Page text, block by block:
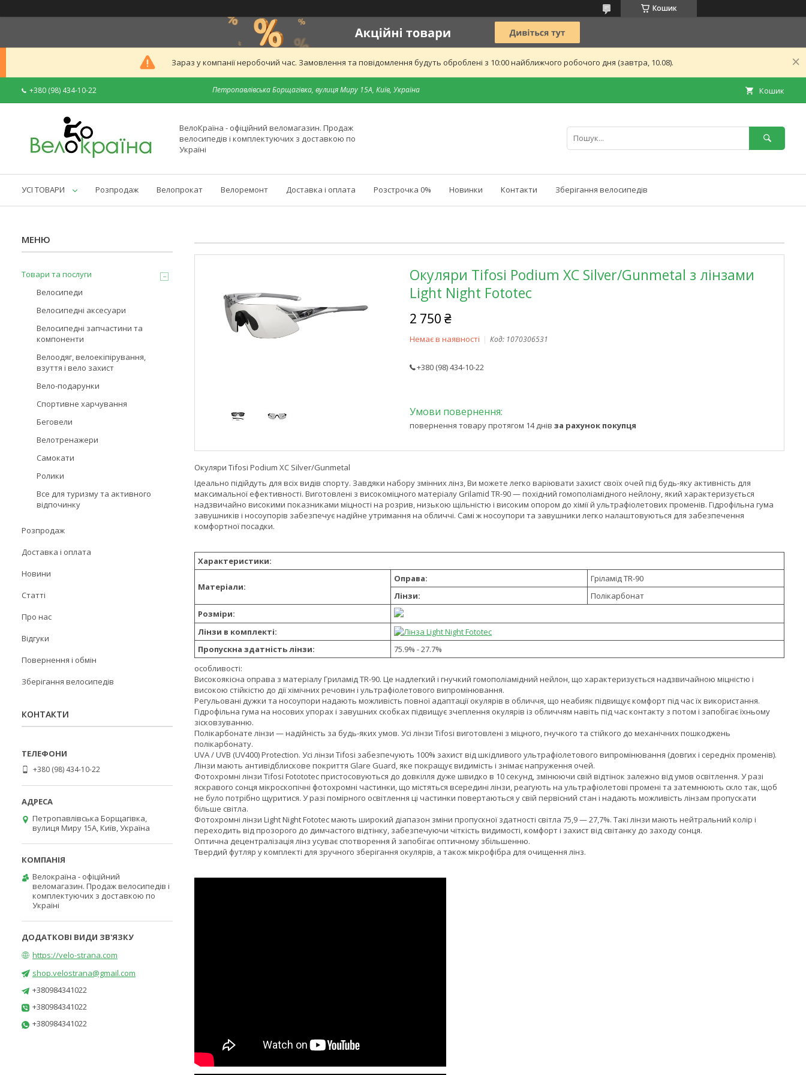
Кошик
Зараз у компанії неробочий час. Замовлення та повідомлення будуть оброблені з 10:00 найближчого робочого дня (завтра, 10.08).
+380 (98) 434-10-22 Петропавлівська Борщагівка, вулиця Миру 15А, Київ, Україна Кошик
ВелоКраїна - офіційний веломагазин. Продаж
велосипедів і комплектуючих з доставкою по
Україні
УСІ ТОВАРИ Розпродаж Велопрокат Велоремонт Доставка і оплата Розстрочка 0% Новинки Контакти Зберігання велосипедів
Окуляри Tifosi Podium XC Silver/Gunmetal з лінзами
Light Night Fototec
2 750 ₴
Немає в наявності Код: 1070306531
+380 (98) 434-10-22
повернення товару протягом 14 днів за рахунок покупця
Окуляри Tifosi Podium XC Silver/Gunmetal
Ідеально підійдуть для всіх видів спорту. Завдяки набору змінних лінз, Ви можете легко варіювати захист своїх очей під будь-яку активність для
максимальної ефективності. Виготовлені з високоміцного матеріалу Grilamid TR-90 — похідний гомополіамідного нейлону, який характеризується
надзвичайно високими показниками міцності на розрив, низькою щільністю і високим опором до хімії й ультрафіолетових променів. Гідрофільна гума
завушників і носоупорів забезпечує надійне утримання на обличчі. Самі ж носоупори та завушники легко налаштовуються для забезпечення
комфортної посадки.
Характеристики:
Матеріали:
Оправа:
Гріламід TR-90
Лінзи:
Полікарбонат
Розміри:
Лінзи в комплекті:
Пропускна здатність лінзи:
75.9% - 27.7%
особливості:
Високоякісна оправа з матеріалу Гриламід TR-90. Це надлегкий і гнучкий гомополіамідний нейлон, що характеризується надзвичайною міцністю і
високою стійкістю до дії хімічних речовин і ультрафіолетового випромінювання.
Регульовані дужки та носоупори надають можливість повної адаптації окулярів в обличчя, що неабияк підвищує комфорт під час їх використання.
Гідрофільна гума на носових упорах і завушних скобках підвищує зчеплення окулярів із обличчям навіть під час контакту з потом і запобігає їхньому
зісковзуванню.
Полікарбонате лінзи — надійність за будь-яких умов. Усі лінзи Tifosi виготовлені з міцного, гнучкого та стійкого до механічних пошкоджень
полікарбонату.
UVA / UVB (UV400) Protection. Усі лінзи Tifosi забезпечують 100% захист від шкідливого ультрафіолетового випромінювання (довгих і середніх променів).
Лінзи мають антивідблискове покриття Glare Guard, яке покращує видимість і знімає напруження очей.
Фотохромні лінзи Tifosi Fotototec пристосовуються до довкілля дуже швидко в 10 секунд, змінюючи свій відтінок залежно від умов освітлення. У разі
яскравого сонця мікроскопічні фотохромні частинки, що містяться всередині лінзи, реагують на ультрафіолетові промені та затемнюють скло так, щоб
не було потрібно щуритися. У разі помірного освітлення ці частинки повертаються у свій первісний стан і надають можливість лінзам пропускати
більше світла.
Фотохромні лінзи Light Night Fototec мають широкий діапазон зміни пропускної здатності світла 75,9 — 27,7%. Такі лінзи мають нейтральний колір і
переходить від прозорого до димчастого відтінку, забезпечуючи чіткість видимості, комфорт і захист від світанку до заходу сонця.
Оптична децентралізація лінз усуває спотворення й запобігає оптичному збільшенню.
Твердий футляр у комплекті для зручного зберігання окулярів, а також мікрофібра для очищення лінз.
Товари та послуги
Велосипеди
Велосипедні аксесуари
Велосипедні запчастини та
компоненти
Велоодяг, велоекіпірування,
взуття і вело захист
Вело-подарунки
Спортивне харчування
Беговели
Велотренажери
Самокати
Ролики
Все для туризму та активного
відпочинку
Розпродаж
Доставка і оплата
Новини
Статті
Про нас
Відгуки
Повернення і обмін
Зберігання велосипедів
КОНТАКТИ
+380 (98) 434-10-22
Петропавлівська Борщагівка,
вулиця Миру 15А, Київ, Україна
Велокраїна - офіційний
веломагазин. Продаж велосипедів і
комплектуючих з доставкою по
Україні
https://velo-strana.com
shop.velostrana@gmail.com
+380984341022
+380984341022
+380984341022